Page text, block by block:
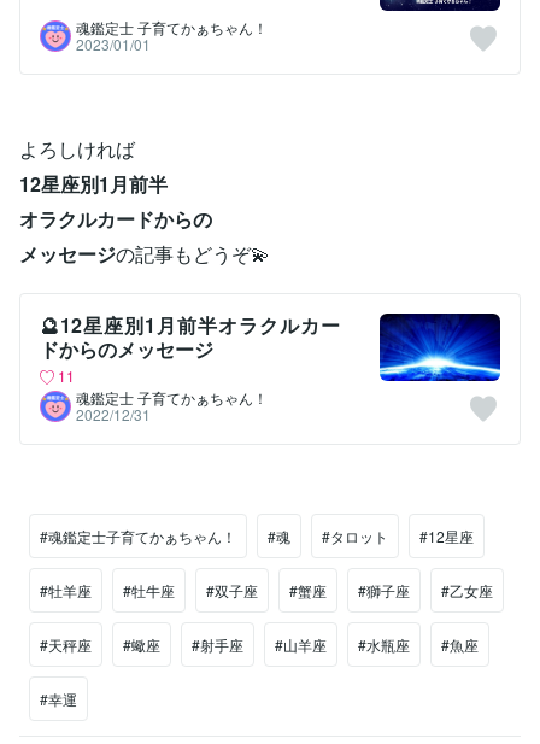
魂鑑定士 子育てかぁちゃん！
2023/01/01
よろしければ
12星座別1月前半
オラクルカードからの
メッセージの記事もどうぞ💫
🔮12星座別1月前半オラクルカー
ドからのメッセージ
11
魂鑑定士 子育てかぁちゃん！
2022/12/31
#魂鑑定士子育てかぁちゃん！ #魂 #タロット #12星座
#牡羊座 #牡牛座 #双子座 #蟹座 #獅子座 #乙女座
#天秤座 #蠍座 #射手座 #山羊座 #水瓶座 #魚座
#幸運